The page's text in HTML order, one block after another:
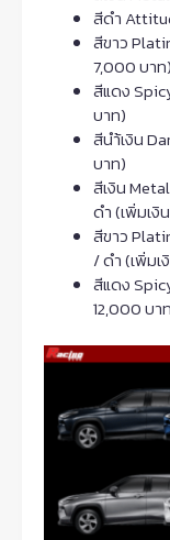
สีดำ
สีขาว
7,000 บาท)
สีแดง
บาท)
สีนำ้เงิน
บาท)
สีเงิน
ดำ (เพิ่มเ
สีขาว
/ ดำ (เพิ่มเ
สีแดง
12,000 บา